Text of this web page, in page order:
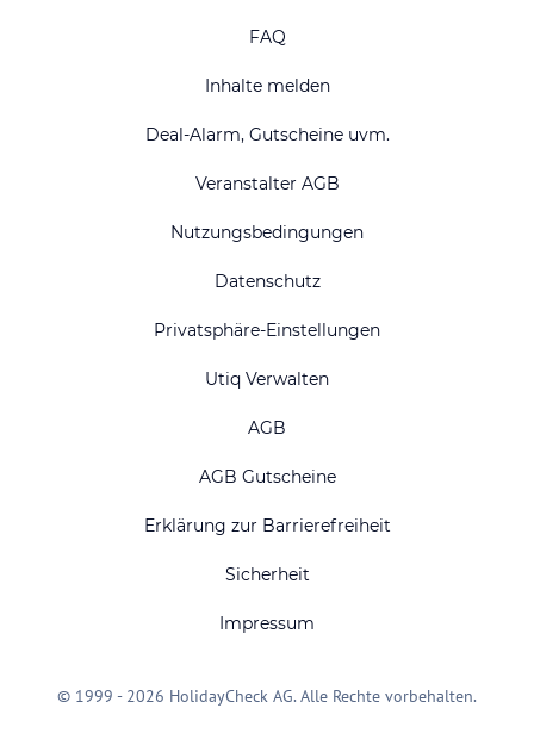
FAQ
Inhalte melden
Deal-Alarm, Gutscheine uvm.
Veranstalter AGB
Nutzungsbedingungen
Datenschutz
Privatsphäre-Einstellungen
Utiq Verwalten
AGB
AGB Gutscheine
Erklärung zur Barrierefreiheit
Sicherheit
Impressum
© 1999 - 2026 HolidayCheck AG. Alle Rechte vorbehalten.